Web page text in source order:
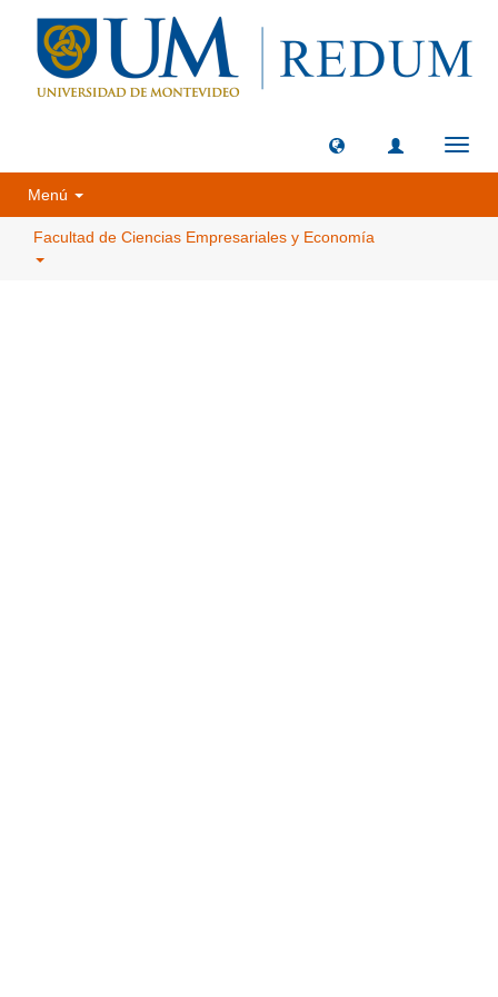
Menú
Facultad de Ciencias Empresariales y Economía